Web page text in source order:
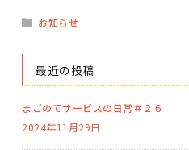
お知らせ
最近の投稿
まごのてサービスの日常＃２６
2024年11月29日